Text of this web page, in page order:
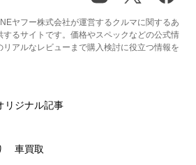
ヤフー株式会社が運営するクルマに関するあ
するサイトです。価格やスペックなどの公式情
アルなレビューまで購入検討に役立つ情報を
リジナル記事
車買取